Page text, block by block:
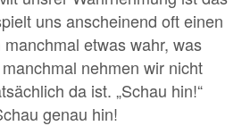
uns anscheinend oft einen
etwas wahr, was
nehmen wir nicht
da ist. „Schau hin!“
genau hin!